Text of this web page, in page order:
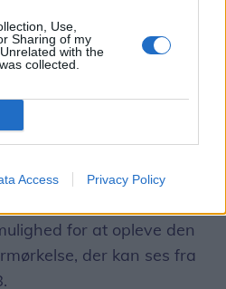
Use,
Sharing of my
with the
collected.
Access Privacy Policy
Poulsen driver i
Camping, Glyngøre
Camping under navnet
på Discover
går mod horisonten
for at opleve den
der kan ses fra